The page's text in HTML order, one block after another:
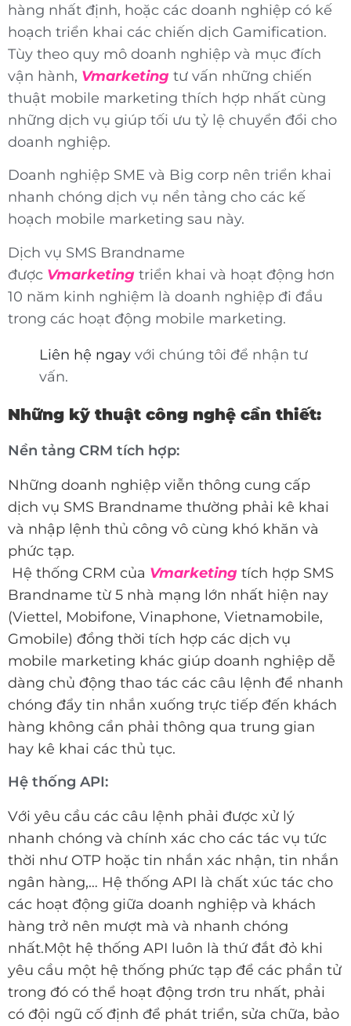
hàng nhất định, hoặc các doanh nghiệp có kế
hoạch triển khai các chiến dịch Gamification.
Tùy theo quy mô doanh nghiệp và mục đích
vận hành, Vmarketing tư vấn những chiến
thuật mobile marketing thích hợp nhất cùng
những dịch vụ giúp tối ưu tỷ lệ chuyển đổi cho
doanh nghiệp.
Doanh nghiệp SME và Big corp nên triển khai
nhanh chóng dịch vụ nền tảng cho các kế
hoạch mobile marketing sau này.
Dịch vụ SMS Brandname
được Vmarketing triển khai và hoạt động hơn
10 năm kinh nghiệm là doanh nghiệp đi đầu
trong các hoạt động mobile marketing.
Liên hệ ngay với chúng tôi để nhận tư
vấn.
Những kỹ thuật công nghệ cần thiết:
Nền tảng CRM tích hợp:
Những doanh nghiệp viễn thông cung cấp
dịch vụ SMS Brandname thường phải kê khai
và nhập lệnh thủ công vô cùng khó khăn và
phức tạp.
Hệ thống CRM của Vmarketing tích hợp SMS
Brandname từ 5 nhà mạng lớn nhất hiện nay
(Viettel, Mobifone, Vinaphone, Vietnamobile,
Gmobile) đồng thời tích hợp các dịch vụ
mobile marketing khác giúp doanh nghiệp dễ
dàng chủ động thao tác các câu lệnh để nhanh
chóng đẩy tin nhắn xuống trực tiếp đến khách
hàng không cần phải thông qua trung gian
hay kê khai các thủ tục.
Hệ thống API:
Với yêu cầu các câu lệnh phải được xử lý
nhanh chóng và chính xác cho các tác vụ tức
thời như OTP hoặc tin nhắn xác nhận, tin nhắn
ngân hàng,… Hệ thống API là chất xúc tác cho
các hoạt động giữa doanh nghiệp và khách
hàng trở nên mượt mà và nhanh chóng
nhất.Một hệ thống API luôn là thứ đắt đỏ khi
yêu cầu một hệ thống phức tạp để các phần tử
trong đó có thể hoạt động trơn tru nhất, phải
có đội ngũ cố định để phát triển, sửa chữa, bảo